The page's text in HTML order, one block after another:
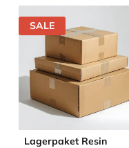
SALE
Lagerpaket Resin